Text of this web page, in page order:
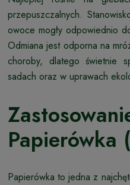
przepuszczalnych.
owoce mogły odpowiednio
Odmiana jest odporna na
choroby, dlatego świetnie
sadach oraz w uprawach
Papierówka
Papierówka to jedna z